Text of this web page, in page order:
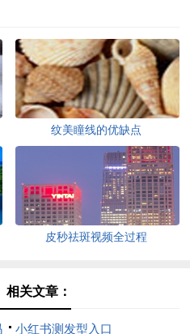
纹美瞳线的优缺点
皮秒祛斑视频全过程
相关文章：
小红书测发型入口